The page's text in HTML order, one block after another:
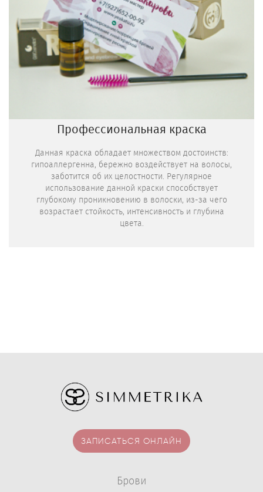
Профессиональная краска
Данная краска обладает множеством достоинств:
гипоаллергенна, бережно воздействует на волосы,
заботится об их целостности. Регулярное
использование данной краски способствует
глубокому проникновению в волоски, из-за чего
возрастает стойкость, интенсивность и глубина
цвета.
ЗАПИСАТЬСЯ ОНЛАЙН
Брови